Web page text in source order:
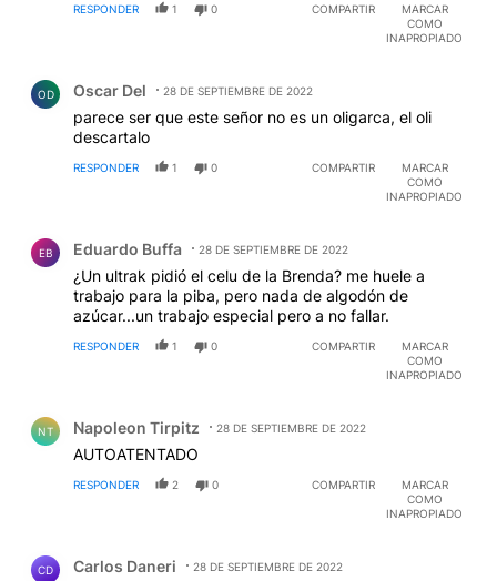
RESPONDER 1 0 COMPARTIR
MARCAR
COMO
INAPROPIADO
OD Oscar Del 28 DE SEPTIEMBRE DE 2022
parece ser que este señor no es un oligarca, el oli
descartalo
RESPONDER 1 0 COMPARTIR
MARCAR
COMO
INAPROPIADO
EB Eduardo Buffa 28 DE SEPTIEMBRE DE 2022
¿Un ultrak pidió el celu de la Brenda? me huele a
trabajo para la piba, pero nada de algodón de
azúcar...un trabajo especial pero a no fallar.
RESPONDER 1 0 COMPARTIR
MARCAR
COMO
INAPROPIADO
NT Napoleon Tirpitz 28 DE SEPTIEMBRE DE 2022
AUTOATENTADO
RESPONDER 2 0 COMPARTIR
MARCAR
COMO
INAPROPIADO
CD Carlos Daneri 28 DE SEPTIEMBRE DE 2022